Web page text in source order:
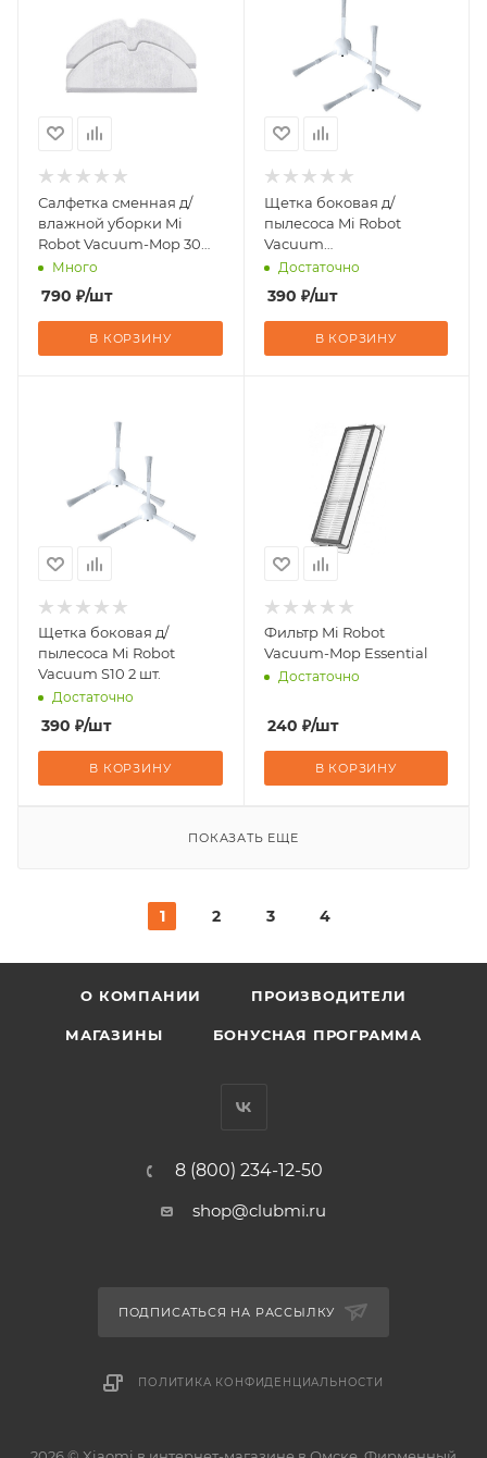
Салфетка сменная д/
влажной уборки Mi
Robot Vacuum-Mop 30
штМного
790 ₽/шт
В КОРЗИНУ
Щетка боковая д/
пылесоса Mi Robot
Vacuum
S10+/S20+/X10+/X20/X20+/
Достаточно
390 ₽/шт
В КОРЗИНУ
Щетка боковая д/
пылесоса Mi Robot
Vacuum S10 2 шт.
Достаточно
390 ₽/шт
В КОРЗИНУ
Фильтр Mi Robot
Vacuum-Mop Essential
Достаточно
240 ₽/шт
В КОРЗИНУ
ПОКАЗАТЬ ЕЩЕ
1 2 3 4
О КОМПАНИИ ПРОИЗВОДИТЕЛИ
МАГАЗИНЫ БОНУСНАЯ ПРОГРАММА
8 (800) 234-12-50
shop@clubmi.ru
ПОДПИСАТЬСЯ НА РАССЫЛКУ
ПОЛИТИКА КОНФИДЕНЦИАЛЬНОСТИ